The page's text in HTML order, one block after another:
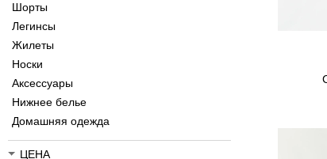
Шорты
Легинсы
Жилеты
Носки
Аксессуары
Нижнее белье
Домашняя одежда
ЦЕНА